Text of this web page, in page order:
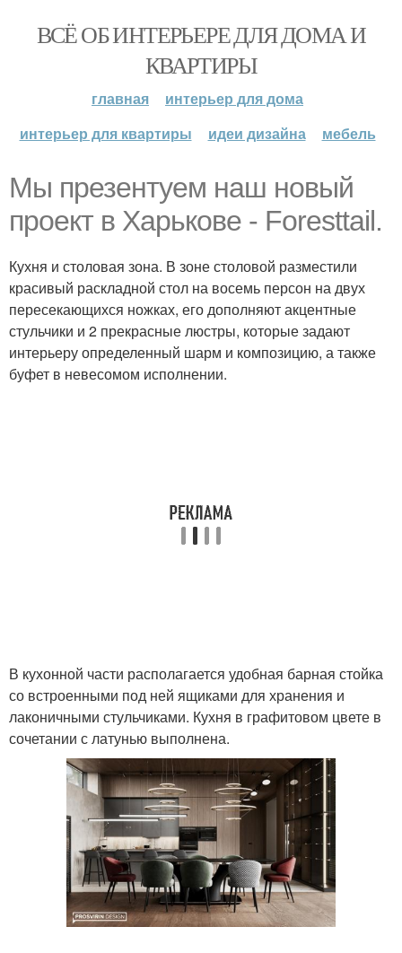
ВСЁ ОБ ИНТЕРЬЕРЕ ДЛЯ ДОМА И
КВАРТИРЫ
главная
интерьер для дома
интерьер для квартиры
идеи дизайна мебель
Мы презентуем наш новый
проект в Харькове - Foresttail.
Кухня и столовая зона. В зоне столовой разместили
красивый раскладной стол на восемь персон на двух
пересекающихся ножках, его дополняют акцентные
стульчики и 2 прекрасные люстры, которые задают
интерьеру определенный шарм и композицию, а также
буфет в невесомом исполнении.
В кухонной части располагается удобная барная стойка
со встроенными под ней ящиками для хранения и
лаконичными стульчиками. Кухня в графитовом цвете в
сочетании с латунью выполнена.